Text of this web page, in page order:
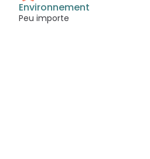
Environnement
Peu importe